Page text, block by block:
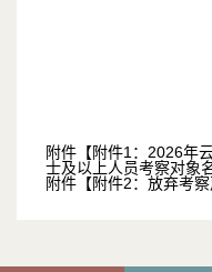
附件【附件1：2026年
士及以上人员考察对象
附件【附件2：放弃考